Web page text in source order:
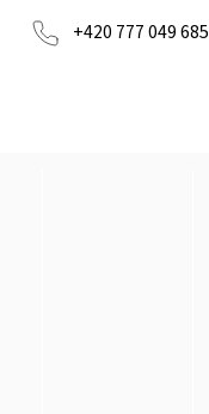
+420 777 049 685